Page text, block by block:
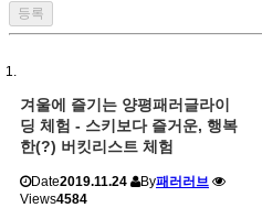
겨울에 즐기는 양평패러글라이
딩 체험 - 스키보다 즐거운, 행복
한(?) 버킷리스트 체험
Date2019.11.24 By패러러브
Views4584